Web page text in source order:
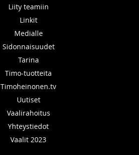
Liity teamiin
Linkit
Medialle
Sidonnaisuudet
Tarina
Timo-tuotteita
Timoheinonen.tv
Uutiset
Vaalirahoitus
Yhteystiedot
Vaalit 2023